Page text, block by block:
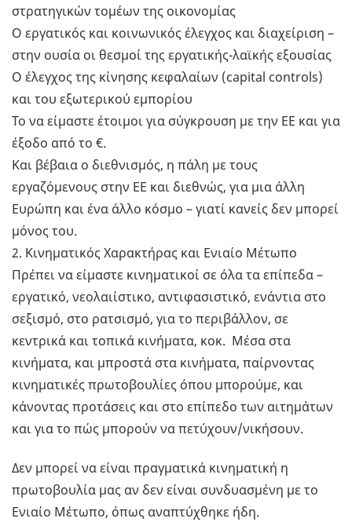
στρατηγικών τομέων της οικονομίας
Ο εργατικός και κοινωνικός έλεγχος και διαχείριση –
στην ουσία οι θεσμοί της εργατικής-λαϊκής εξουσίας
Ο έλεγχος της κίνησης κεφαλαίων (capital controls)
και του εξωτερικού εμπορίου
Το να είμαστε έτοιμοι για σύγκρουση με την ΕΕ και για
έξοδο από το €.
Και βέβαια ο διεθνισμός, η πάλη με τους
εργαζόμενους στην ΕΕ και διεθνώς, για μια άλλη
Ευρώπη και ένα άλλο κόσμο – γιατί κανείς δεν μπορεί
μόνος του.
2. Κινηματικός Χαρακτήρας και Ενιαίο Μέτωπο
Πρέπει να είμαστε κινηματικοί σε όλα τα επίπεδα –
εργατικό, νεολαιίστικο, αντιφασιστικό, ενάντια στο
σεξισμό, στο ρατσισμό, για το περιβάλλον, σε
κεντρικά και τοπικά κινήματα, κοκ. Μέσα στα
κινήματα, και μπροστά στα κινήματα, παίρνοντας
κινηματικές πρωτοβουλίες όπου μπορούμε, και
κάνοντας προτάσεις και στο επίπεδο των αιτημάτων
και για το πώς μπορούν να πετύχουν/νικήσουν.
Δεν μπορεί να είναι πραγματικά κινηματική η
πρωτοβουλία μας αν δεν είναι συνδυασμένη με το
Ενιαίο Μέτωπο, όπως αναπτύχθηκε ήδη.